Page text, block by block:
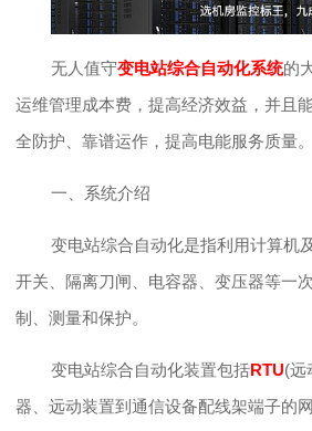
无人值守变电站综合自动化系统的
运维管理成本费，提高经济效益，并且
全防护、靠谱运作，提高电能服务质量。
一、系统介绍
变电站综合自动化是指利用计算机
开关、隔离刀闸、电容器、变压器等一
制、测量和保护。
变电站综合自动化装置包括RTU(远
器、远动装置到通信设备配线架端子的